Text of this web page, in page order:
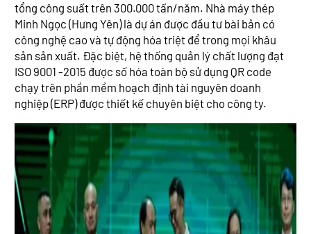
tổng công suất trên 300.000 tấn/năm. Nhà máy thép
Minh Ngọc (Hưng Yên) là dự án được đầu tư bài bản có
công nghệ cao và tự động hóa triệt để trong mọi khâu
sản sản xuất. Đặc biệt, hệ thống quản lý chất lượng đạt
ISO 9001 -2015 được số hóa toàn bộ sử dụng QR code
chạy trên phần mềm hoạch định tài nguyên doanh
nghiệp (ERP) được thiết kế chuyên biệt cho công ty.